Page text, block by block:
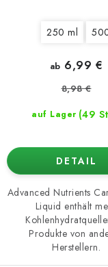
250 ml
auf Lager (49
ab 6,99 €
8,98 €
DETAIL
Advanced Nutrients
Liquid enthält
Produkte von
Herstellern.